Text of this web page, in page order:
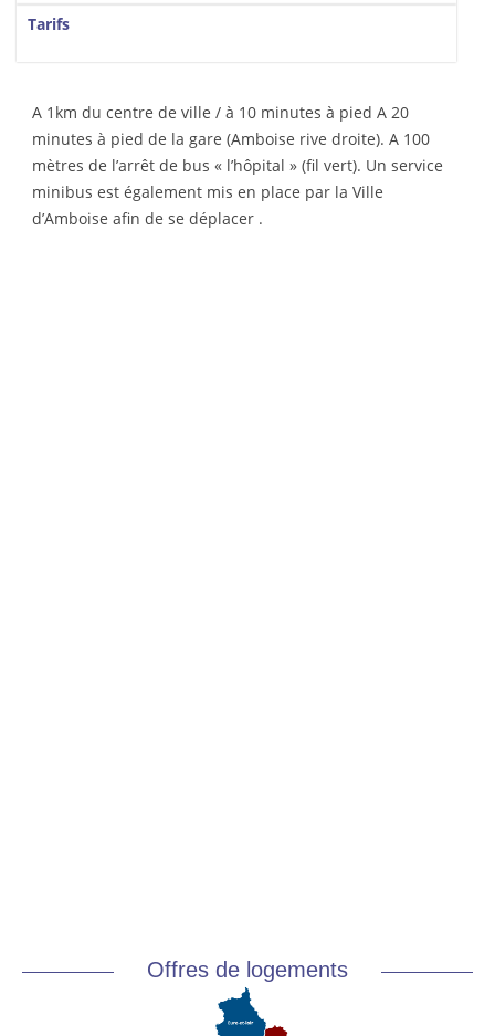
Tarifs
A 1km du centre de ville / à 10 minutes à pied A 20
minutes à pied de la gare (Amboise rive droite). A 100
mètres de l’arrêt de bus « l’hôpital » (fil vert). Un service
minibus est également mis en place par la Ville
d’Amboise afin de se déplacer .
Offres de logements